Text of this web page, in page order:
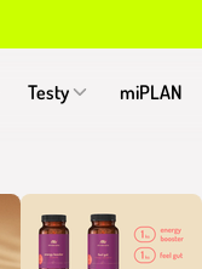
Testy miPLAN